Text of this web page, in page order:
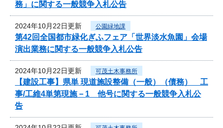
務」に関する一般競争入札公告
2024年10月22日更新 公園緑地課
第42回全国都市緑化ぎふフェア「世界淡水魚園」会場
演出業務に関する一般競争入札公告
2024年10月22日更新 可茂土木事務所
【建設工事】県単 現道施設整備（一般）（債務） 工
事/工維4単第現施－1 他号に関する一般競争入札公
告